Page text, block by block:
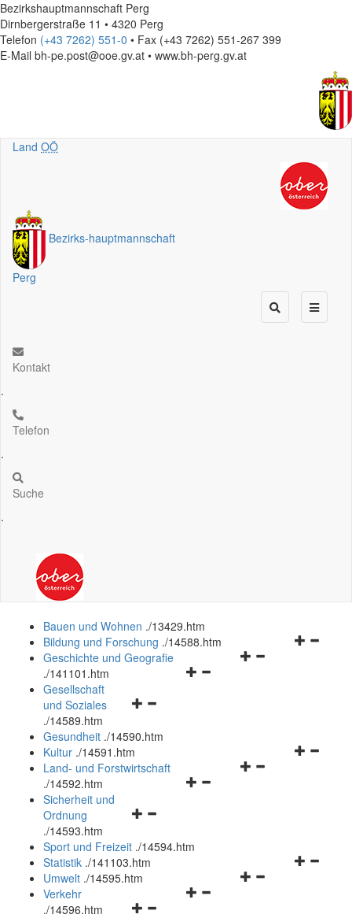
Bezirkshauptmannschaft Perg
Dirnbergerstraße 11 • 4320 Perg
Telefon (+43 7262) 551-0 • Fax (+43 7262) 551-267 399
E-Mail bh-pe.post@ooe.gv.at • www.bh-perg.gv.at
Land OÖ
Bezirks-hauptmannschaft
Perg
Kontakt
.
Telefon
.
Suche
.
Bauen und Wohnen ./13429.htm
Navigationsmenü
Bildung und Forschung ./14588.htm
Navigationsmenü
Geschichte und Geografie
./141101.htm
Navigationsmenü
und
schließen
Gesellschaft
und Soziales
./14589.htm
Gesundheit ./14590.htm
Navigationsmenü
Kultur ./14591.htm
Navigationsmenü
Land- und Forstwirtschaft
./14592.htm
Navigationsmenü
und
schließen
Sicherheit und
Ordnung
./14593.htm
Sport und Freizeit ./14594.htm
Navigationsmenü
Statistik ./141103.htm
Navigationsmenü
Umwelt ./14595.htm
Navigationsmenü
Verkehr
./14596.htm